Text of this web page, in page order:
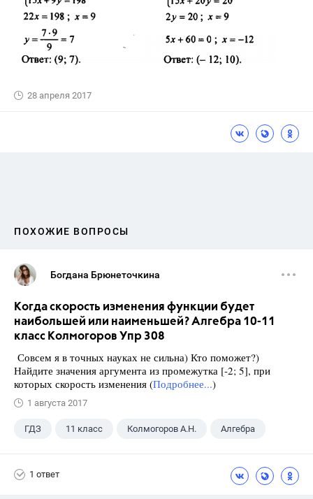
28 апреля 2017
ПОХОЖИЕ ВОПРОСЫ
Богдана Брюнеточкина
Когда скорость изменения функции будет
наибольшей или наименьшей? Алгебра 10-11
класс Колмогоров Упр 308
Совсем я в точных науках не сильна) Кто поможет?)
Найдите значения аргумента из промежутка [-2; 5], при
которых скорость изменения (Подробнее...)
1 августа 2017
ГДЗ 11 класс Колмогоров А.Н. Алгебра
1 ответ